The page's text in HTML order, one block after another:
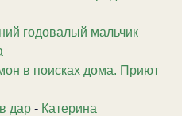
годовалый мальчик
в поисках дома. Приют
дар - Катерина